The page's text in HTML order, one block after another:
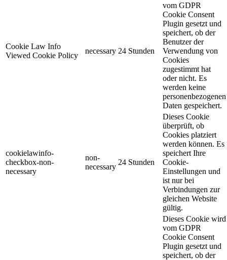
Cookie Law Info
Viewed Cookie Policy
necessary 24 Stunden
vom GDPR
Cookie Consent
Plugin gesetzt und
speichert, ob der
Benutzer der
Verwendung von
Cookies
zugestimmt hat
oder nicht. Es
werden keine
personenbezogenen
Daten gespeichert.
cookielawinfo-
checkbox-non-
necessary
non-
necessary
24 Stunden
Dieses Cookie
überprüft, ob
Cookies platziert
werden können. Es
speichert Ihre
Cookie-
Einstellungen und
ist nur bei
Verbindungen zur
gleichen Website
gültig.
Dieses Cookie wird
vom GDPR
Cookie Consent
Plugin gesetzt und
speichert, ob der